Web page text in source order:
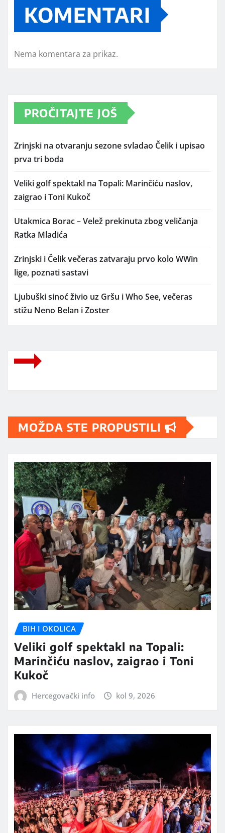
KOMENTARI
Nema komentara za prikaz.
PROČITAJTE JOŠ
Zrinjski na otvaranju sezone svladao Čelik i upisao
prva tri boda
Veliki golf spektakl na Topali: Marinčiću naslov,
zaigrao i Toni Kukoč
Utakmica Borac – Velež prekinuta zbog veličanja
Ratka Mladića
Zrinjski i Čelik večeras zatvaraju prvo kolo WWin
lige, poznati sastavi
Ljubuški sinoć živio uz Gršu i Who See, večeras
stižu Neno Belan i Zoster
MOŽDA STE PROPUSTILI
BIH I OKOLICA
Veliki golf spektakl na Topali:
Marinčiću naslov, zaigrao i Toni
Kukoč
Hercegovački info kol 9, 2026